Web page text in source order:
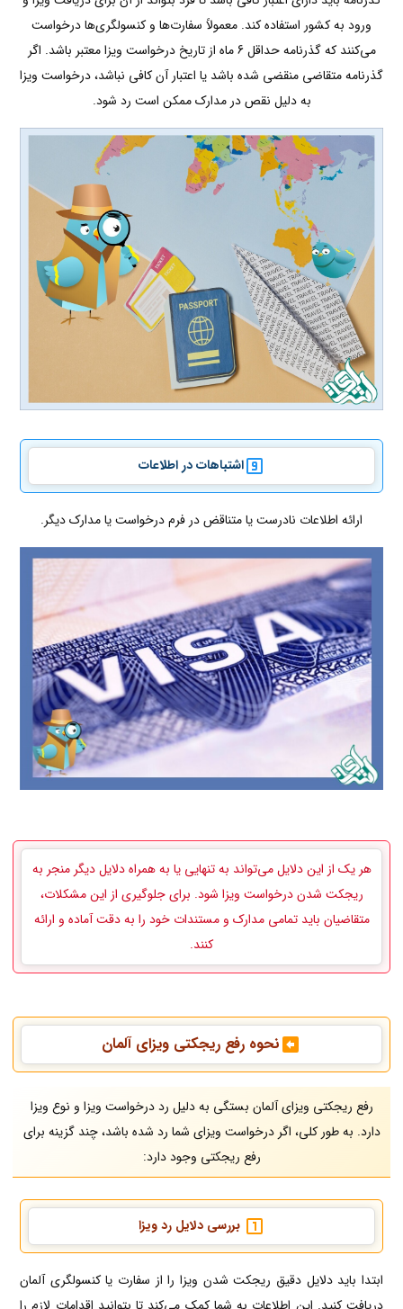
ورود به کشور استفاده کند. معمولاً سفارت‌ها و کنسولگری‌ها درخواست
می‌کنند که گذرنامه حداقل 6 ماه از تاریخ درخواست ویزا معتبر باشد. اگر
گذرنامه متقاضی منقضی شده باشد یا اعتبار آن کافی نباشد، درخواست ویزا
به دلیل نقص در مدارک ممکن است رد شود.
اشتباهات در اطلاعات
ارائه اطلاعات نادرست یا متناقض در فرم درخواست یا مدارک دیگر.
هر یک از این دلایل می‌تواند به تنهایی یا به همراه دلایل دیگر منجر به
ریجکت شدن درخواست ویزا شود. برای جلوگیری از این مشکلات،
متقاضیان باید تمامی مدارک و مستندات خود را به دقت آماده و ارائه
کنند.
نحوه رفع ریجکتی ویزای آلمان
رفع ریجکتی ویزای آلمان بستگی به دلیل رد درخواست ویزا و نوع ویزا
دارد. به طور کلی، اگر درخواست ویزای شما رد شده باشد، چند گزینه برای
رفع ریجکتی وجود دارد:
بررسی دلایل رد ویزا
ابتدا باید دلایل دقیق ریجکت شدن ویزا را از سفارت یا کنسولگری آلمان